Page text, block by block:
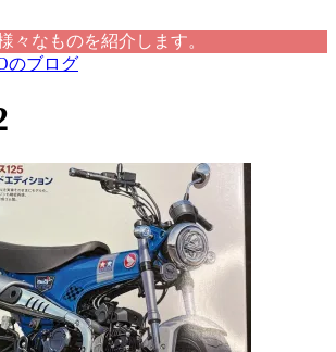
々なものを紹介します。
のブログ